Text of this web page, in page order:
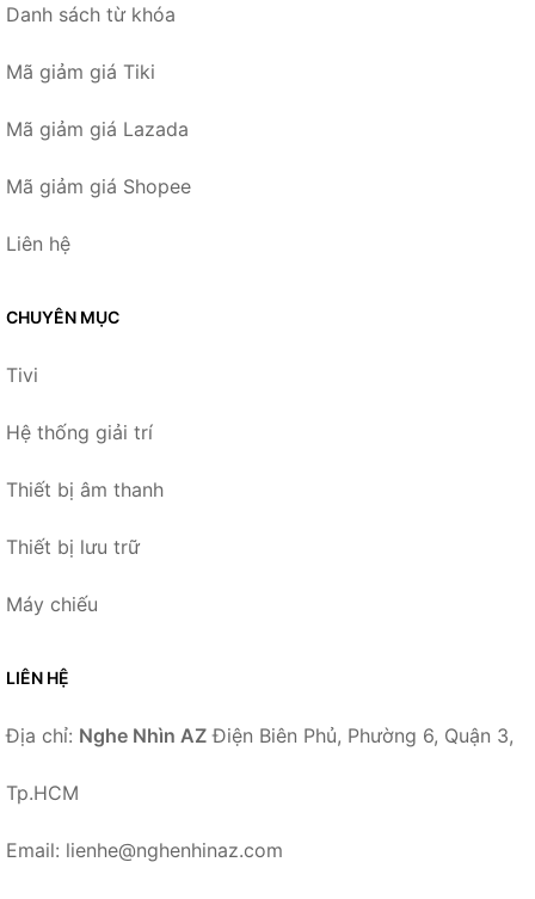
Danh sách từ khóa
Mã giảm giá Tiki
Mã giảm giá Lazada
Mã giảm giá Shopee
Liên hệ
CHUYÊN MỤC
Tivi
Hệ thống giải trí
Thiết bị âm thanh
Thiết bị lưu trữ
Máy chiếu
LIÊN HỆ
Địa chỉ: Nghe Nhìn AZ Điện Biên Phủ, Phường 6, Quận 3,
Tp.HCM
Email: lienhe@nghenhinaz.com